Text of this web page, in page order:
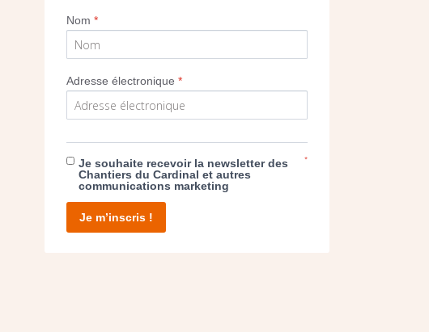
D’AGIR
Nom*
Adresse électronique*
Je souhaite recevoir la newsletter des
Chantiers du Cardinal et autres
communications marketing
*
Je m’inscris !